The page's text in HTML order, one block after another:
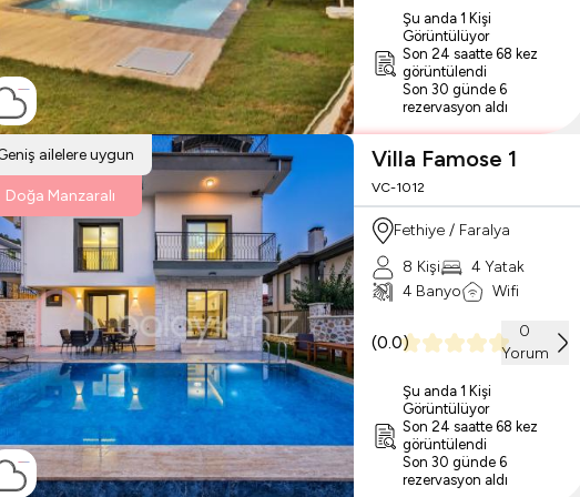
Şu anda 1 Kişi
Görüntülüyor
Son 24 saatte 68 kez
görüntülendi
Son 30 günde 6
rezervasyon aldı
ailelere uygun
Doğa Manzaralı
Villa Famose 1
VC-1012
Fethiye / Faralya
8 Kişi
4 Yatak
4 Banyo
Wifi
(0.0)
0
Yorum
Şu anda 1 Kişi
Görüntülüyor
Son 24 saatte 68 kez
görüntülendi
Son 30 günde 6
rezervasyon aldı